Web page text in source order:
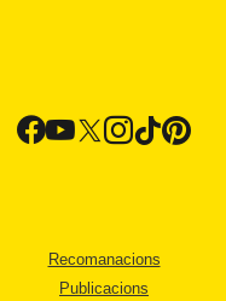
Recomanacions
Publicacions